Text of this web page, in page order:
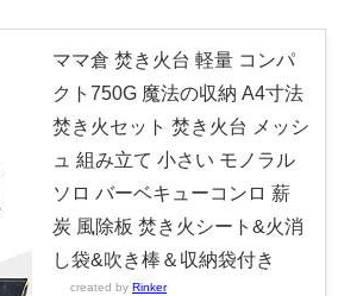
ママ倉 焚き火台 軽量 コンパ
クト750G 魔法の収納 A4寸法
焚き火セット 焚き火台 メッシ
ュ 組み立て 小さい モノラル
ソロ バーベキューコンロ 薪
炭 風除板 焚き火シート&火消
し袋&吹き棒＆収納袋付き
created by Rinker